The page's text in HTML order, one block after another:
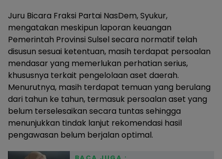
Juru Bicara Fraksi Partai NasDem, Syukur,
mengatakan meskipun laporan keuangan
Pemerintah Provinsi Sulsel secara normatif telah
disusun sesuai ketentuan, masih terdapat persoalan
mendasar yang memerlukan perhatian serius,
khususnya terkait pengelolaan aset daerah.
Menurutnya, masih terdapat temuan yang berulang
dari tahun ke tahun, termasuk persoalan aset yang
belum terselesaikan secara tuntas sehingga
menunjukkan tindak lanjut rekomendasi hasil
pengawasan belum berjalan optimal.